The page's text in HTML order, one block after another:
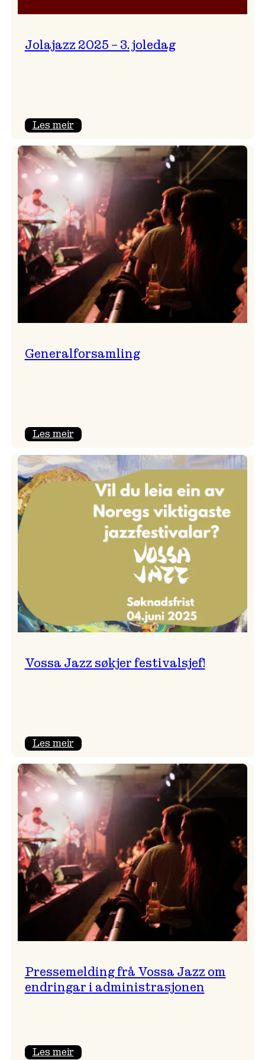
Jolajazz 2025 – 3. joledag
Les meir:
2025
–
joledag
Generalforsamling
Les meir:
Vossa Jazz søkjer festivalsjef!
Les meir:
Jazz
søkjer
Pressemelding frå Vossa Jazz om
endringar i administrasjonen
Les meir: